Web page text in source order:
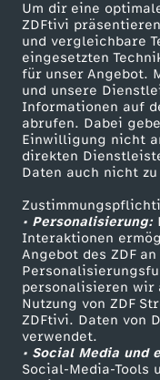
Um dir eine
ZDFtivi
und vergleichbare
eingesetzten
für unser Angebot.
und unsere
Informationen auf
abrufen. Dabei
Einwilligung nicht
direkten
Daten auch nicht
• Personalisierung:
Interaktionen
Angebot des ZDF
personalisieren wir
Nutzung von ZDF
ZDFtivi. Daten von
verwendet.
• Social Media und
Social-Media-Tools
C
D
U
-
P
a
r
t
Mehr ZDF
ZDF-Apps
Smart TV
ZDFtext
Livestreams
Sendungen A-Z
TV-Programm
ZDF Unternehmen